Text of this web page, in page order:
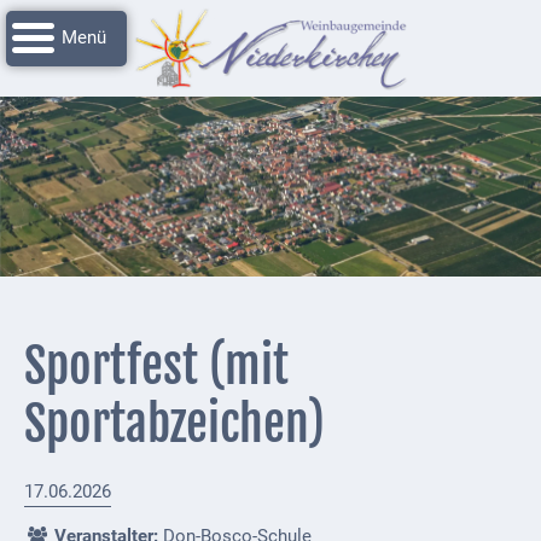
Navigation
überspringen
Startseite
Grussworte
Rathaus
Unser
Niederkirchen
Impressionen
Nachrichtenarchiv
Verbandsgemeinde
Deidesheim
Polizei +
Feuerwehrmeldungen
Sportfest (mit
Sportabzeichen)
17.06.2026